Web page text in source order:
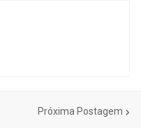
Próxima Postagem